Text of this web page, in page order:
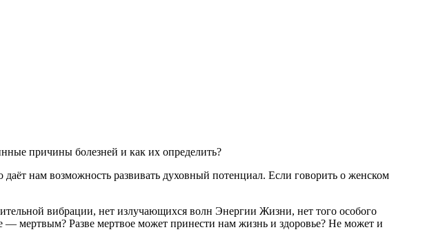
причины болезней и как их определить?
нам возможность развивать духовный потенциал. Если говорить о женском
вибрации, нет излучающихся волн Энергии Жизни, нет того особого
— мертвым? Разве мертвое может принести нам жизнь и здоровье? Не может и